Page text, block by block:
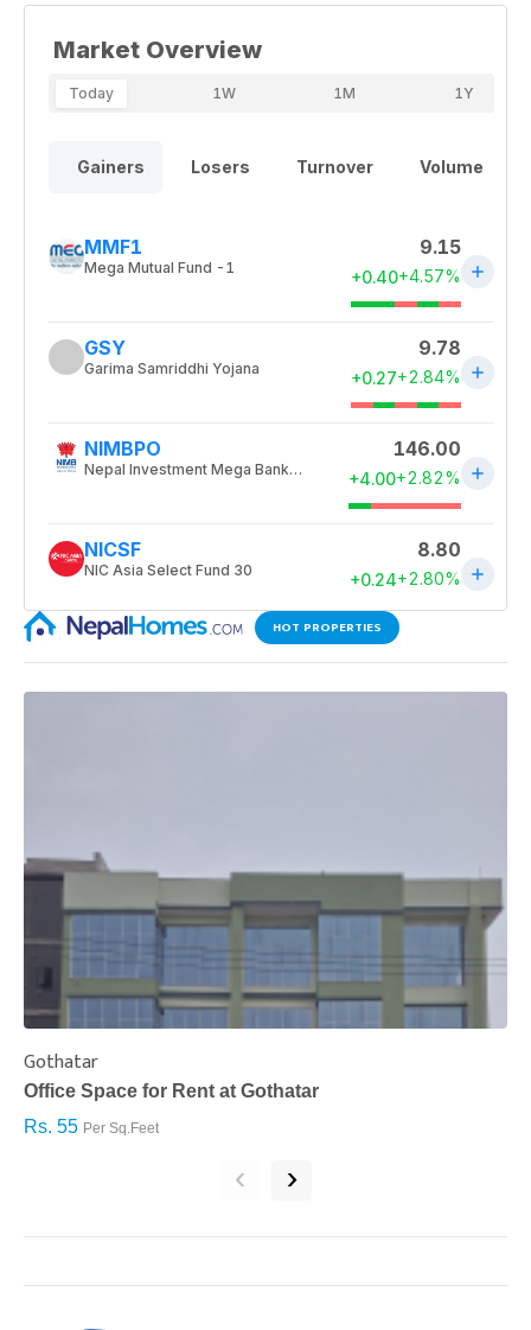
HOT PROPERTIES
Gothatar
Office Space for Rent at Gothatar
Rs. 55 Per Sq.Feet
‹ ›